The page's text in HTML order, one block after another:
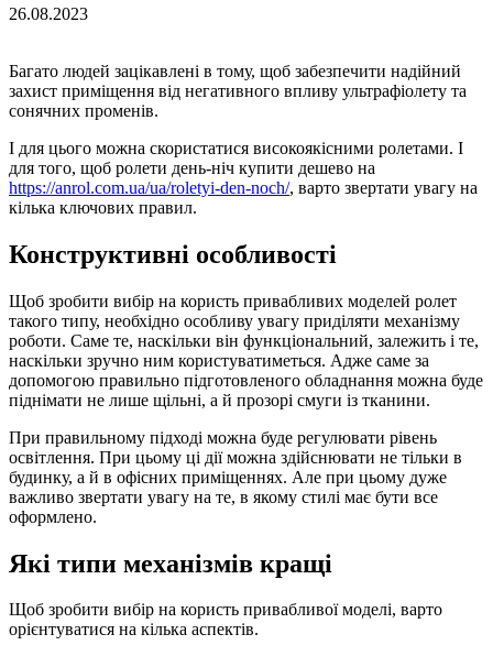
26.08.2023
Багато людей зацікавлені в тому, щоб забезпечити надійний
захист приміщення від негативного впливу ультрафіолету та
сонячних променів.
І для цього можна скористатися високоякісними ролетами. І
для того, щоб ролети день-ніч купити дешево на
https://anrol.com.ua/ua/roletyi-den-noch/, варто звертати увагу на
кілька ключових правил.
Конструктивні особливості
Щоб зробити вибір на користь привабливих моделей ролет
такого типу, необхідно особливу увагу приділяти механізму
роботи. Саме те, наскільки він функціональний, залежить і те,
наскільки зручно ним користуватиметься. Адже саме за
допомогою правильно підготовленого обладнання можна буде
піднімати не лише щільні, а й прозорі смуги із тканини.
При правильному підході можна буде регулювати рівень
освітлення. При цьому ці дії можна здійснювати не тільки в
будинку, а й в офісних приміщеннях. Але при цьому дуже
важливо звертати увагу на те, в якому стилі має бути все
оформлено.
Які типи механізмів кращі
Щоб зробити вибір на користь привабливої моделі, варто
орієнтуватися на кілька аспектів.